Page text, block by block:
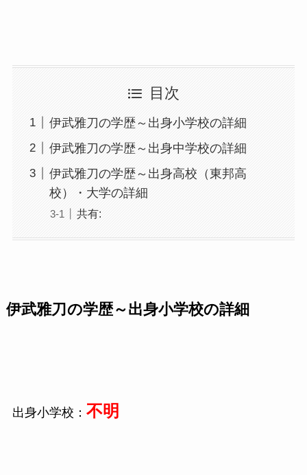
目次
伊武雅刀の学歴～出身小学校の詳細
伊武雅刀の学歴～出身中学校の詳細
伊武雅刀の学歴～出身高校（東邦高
校）・大学の詳細
共有:
伊武雅刀 の学歴～出身小学校の詳細
出身小学校： 不明